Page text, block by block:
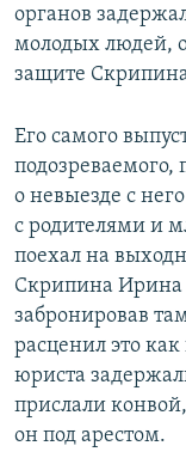
органов
молодых людей,
защите
Его самого
подозреваемого,
о невыезде с
с родителями и
поехал на
Скрипина Ирина
забронировав
расценил это
юриста
прислали
он под арестом.